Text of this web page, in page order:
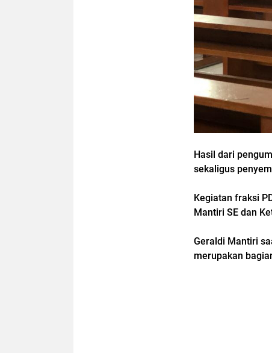
Hasil dari
sekaligus
Kegiatan fraksi
Mantiri SE dan
Geraldi Mantiri
merupakan